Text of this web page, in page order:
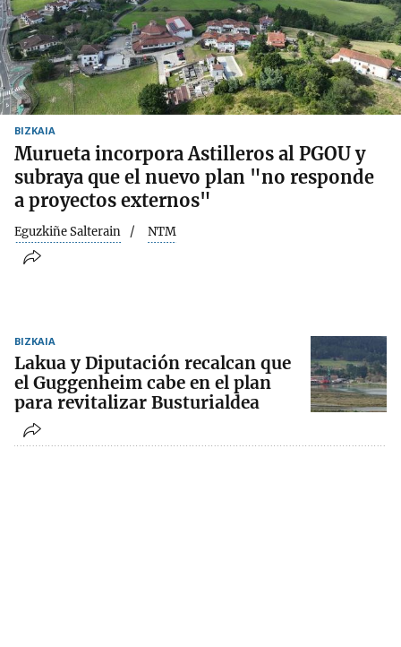
BIZKAIA
Murueta incorpora Astilleros al PGOU y
subraya que el nuevo plan "no responde
a proyectos externos"
Eguzkiñe Salterain NTM
BIZKAIA
Lakua y Diputación recalcan que
el Guggenheim cabe en el plan
para revitalizar Busturialdea